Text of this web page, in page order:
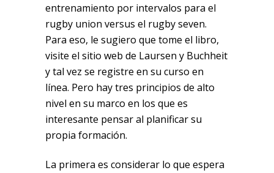
entrenamiento por intervalos para el
rugby union versus el rugby seven.
Para eso, le sugiero que tome el libro,
visite el sitio web de Laursen y Buchheit
y tal vez se registre en su curso en
línea. Pero hay tres principios de alto
nivel en su marco en los que es
interesante pensar al planificar su
propia formación.
La primera es considerar lo que espera